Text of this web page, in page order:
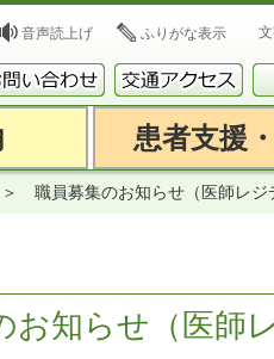
音声読上げ ふりがな表示
患者支援
職員募集のお知らせ（医師レジ
お知らせ（医師